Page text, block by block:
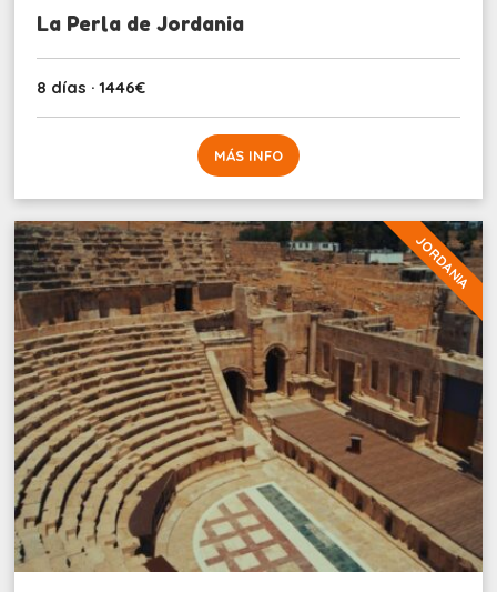
La Perla de Jordania
8 días · 1446€
MÁS INFO
JORDANIA